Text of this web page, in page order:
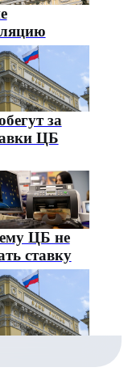
за
ЦБ
ЦБ не
ставку